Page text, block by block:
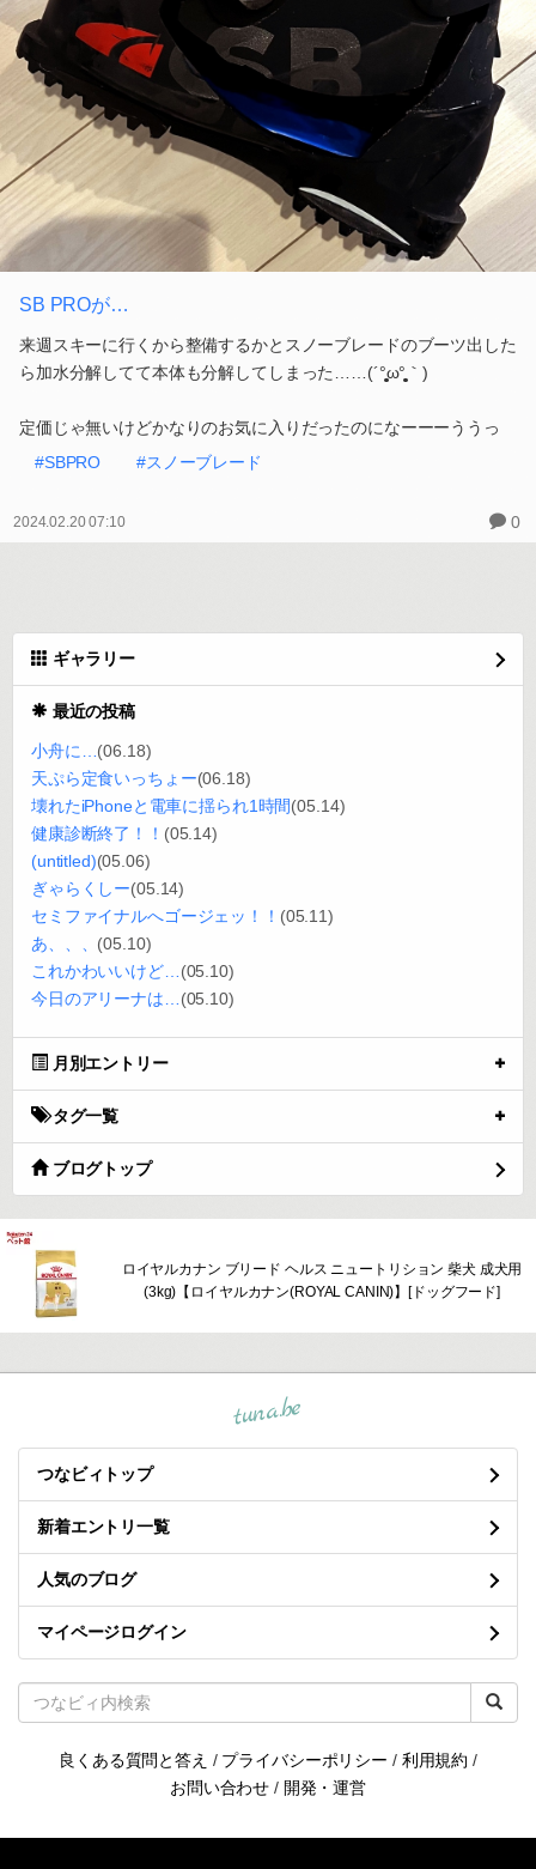
SB PROが…
来週スキーに行くから整備するかとスノーブレードのブーツ出した
ら加水分解してて本体も分解してしまった……(´°̥̥̥̥̥̥̥̥ω°̥̥̥̥̥̥̥̥｀)
定価じゃ無いけどかなりのお気に入りだったのになーーーううっ
#SBPRO
#スノーブレード
2024.02.20 07:10 0
ギャラリー
最近の投稿
小舟に… (06.18)
天ぷら定食いっちょー(06.18)
壊れたiPhoneと電車に揺られ1時間(05.14)
健康診断終了！！ (05.14)
(untitled)(05.06)
ぎゃらくしー(05.14)
セミファイナルへゴージェッ！！ (05.11)
あ、、、 (05.10)
これかわいいけど… (05.10)
今日のアリーナは… (05.10)
月別エントリー
タグ一覧
ブログトップ
ロイヤルカナン ブリード ヘルス ニュートリション 柴犬 成犬用
(3kg)【ロイヤルカナン(ROYAL CANIN)】[ドッグフード]
tuna.be
つなビィトップ
新着エントリ一覧
人気のブログ
マイページログイン
良くある質問と答え / プライバシーポリシー / 利用規約 /
お問い合わせ / 開発・運営